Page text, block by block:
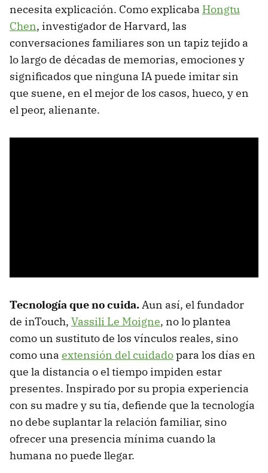
necesita explicación. Como explicaba Hongtu
Chen, investigador de Harvard, las
conversaciones familiares son un tapiz tejido a
lo largo de décadas de memorias, emociones y
significados que ninguna IA puede imitar sin
que suene, en el mejor de los casos, hueco, y en
el peor, alienante.
Tecnología que no cuida.Aun así, el fundador
de inTouch, Vassili Le Moigne, no lo plantea
como un sustituto de los vínculos reales, sino
como una extensión del cuidadopara los días en
que la distancia o el tiempo impiden estar
presentes. Inspirado por su propia experiencia
con su madre y su tía, defiende que la tecnología
no debe suplantar la relación familiar, sino
ofrecer una presencia mínima cuando la
humana no puede llegar.